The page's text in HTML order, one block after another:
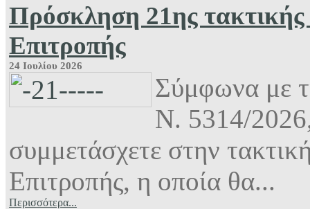
Πρόσκληση 21ης τακτικής
Επιτροπής
24 Ιουλίου 2026
Σύμφωνα με
Ν. 5314/
συμμετάσχετε στην
Επιτροπής, η οποία θα...
Περισσότερα...